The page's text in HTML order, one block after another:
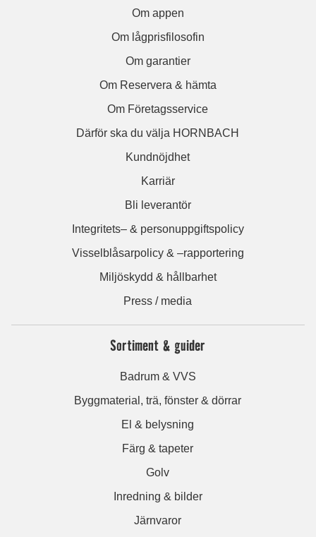
Om appen
Om lågprisfilosofin
Om garantier
Om Reservera & hämta
Om Företagsservice
Därför ska du välja HORNBACH
Kundnöjdhet
Karriär
Bli leverantör
Integritets– & personuppgiftspolicy
Visselblåsarpolicy & –rapportering
Miljöskydd & hållbarhet
Press / media
Sortiment & guider
Badrum & VVS
Byggmaterial, trä, fönster & dörrar
El & belysning
Färg & tapeter
Golv
Inredning & bilder
Järnvaror